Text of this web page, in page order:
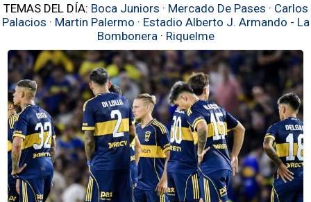
TEMAS DEL DÍA: Boca Juniors · Mercado De Pases · Carlos
Palacios · Martin Palermo · Estadio Alberto J. Armando - La
Bombonera · Riquelme